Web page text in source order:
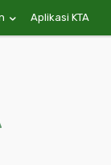
Aplikasi KTA